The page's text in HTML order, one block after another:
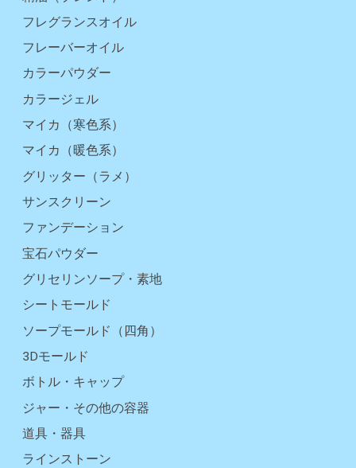
フレグランスオイル
フレーバーオイル
カラーパウダー
カラージェル
マイカ（寒色系）
マイカ（暖色系）
グリッター（ラメ）
サンスクリーン
ファンデーション
宝石パウダー
グリセリンソープ・素地
シートモールド
ソープモールド（四角）
3Dモールド
ボトル・キャップ
ジャー・その他の容器
道具・器具
ラインストーン